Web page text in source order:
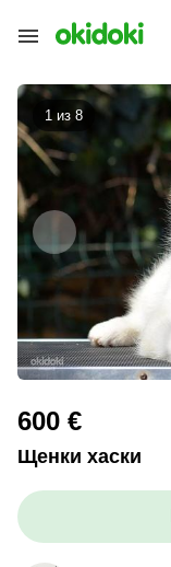
1 из 8
600 €
Щенки хаски